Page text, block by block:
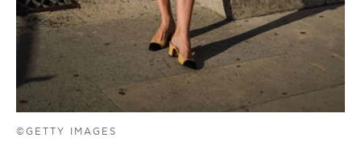
©GETTY IMAGES